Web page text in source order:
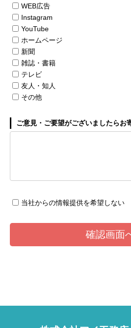
WEB広告
Instagram
YouTube
ホームページ
新聞
雑誌・書籍
テレビ
友人・知人
その他
ご意見・ご要望がございましたらお
当社からの情報提供を希望しない